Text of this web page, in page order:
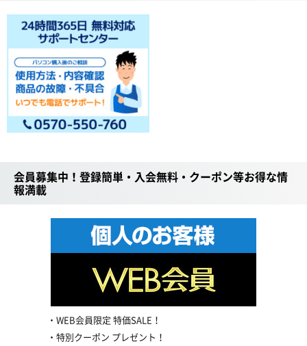
会員募集中！登録簡単・入会無料・クーポン等お得な情
報満載
WEB会員限定 特価SALE！
特別クーポン プレゼント！